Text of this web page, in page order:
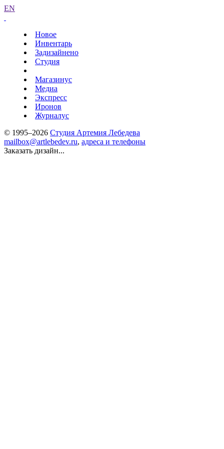
EN
Новое
Инвентарь
Задизайнено
Студия
Магазинус
Медиа
Экспресс
Иронов
Журналус
© 1995–2026 Студия Артемия Лебедева
mailbox@artlebedev.ru, адреса и телефоны
Заказать дизайн...